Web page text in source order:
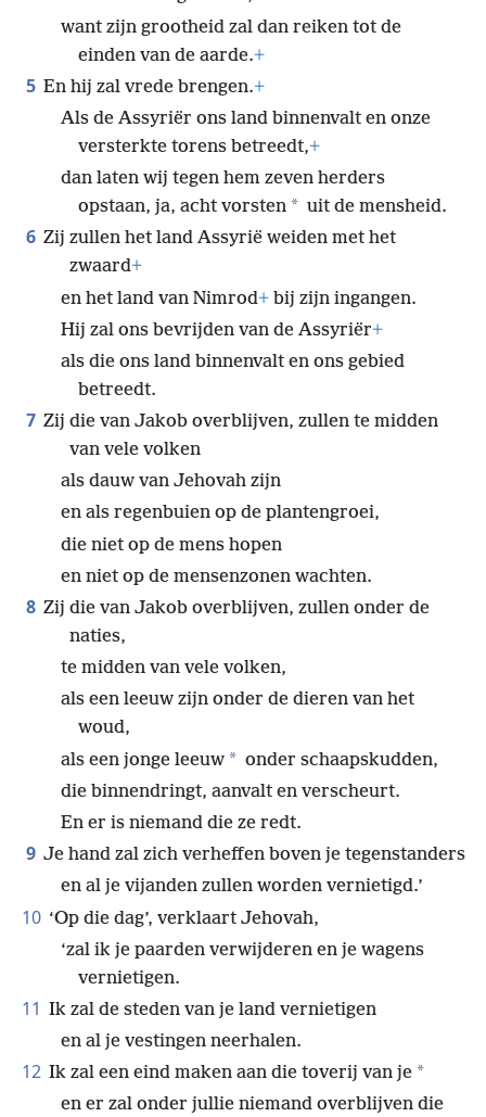
want zijn grootheid zal dan reiken tot de
einden van de aarde.+
5 En hij zal vrede brengen.+
Als de Assyriër ons land binnenvalt en onze
versterkte torens betreedt,+
dan laten wij tegen hem zeven herders
opstaan, ja, acht vorsten * uit de mensheid.
6 Zij zullen het land Assyrië weiden met het
zwaard+
en het land van Nimrod+ bij zijn ingangen.
Hij zal ons bevrijden van de Assyriër+
als die ons land binnenvalt en ons gebied
betreedt.
7 Zij die van Jakob overblijven, zullen te midden
van vele volken
als dauw van Jehovah zijn
en als regenbuien op de plantengroei,
die niet op de mens hopen
en niet op de mensenzonen wachten.
8 Zij die van Jakob overblijven, zullen onder de
naties,
te midden van vele volken,
als een leeuw zijn onder de dieren van het
woud,
als een jonge leeuw * onder schaapskudden,
die binnendringt, aanvalt en verscheurt.
En er is niemand die ze redt.
9 Je hand zal zich verheffen boven je tegenstanders
en al je vijanden zullen worden vernietigd.’
10 ‘Op die dag’, verklaart Jehovah,
‘zal ik je paarden verwijderen en je wagens
vernietigen.
11 Ik zal de steden van je land vernietigen
en al je vestingen neerhalen.
12 Ik zal een eind maken aan die toverij van je *
en er zal onder jullie niemand overblijven die